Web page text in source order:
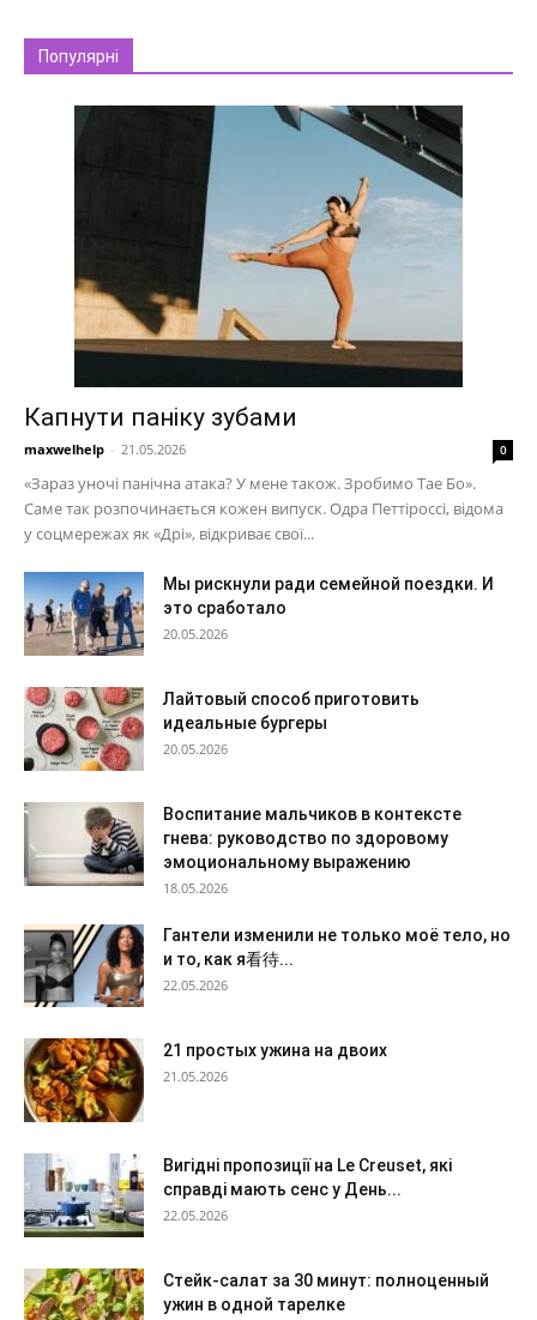
Популярні
Капнути паніку зубами
maxwelhelp - 21.05.2026 0
«Зараз уночі панічна атака? У мене також. Зробимо Тае Бо».
Саме так розпочинається кожен випуск. Одра Петтіроссі, відома
у соцмережах як «Дрі», відкриває свої...
Мы рискнули ради семейной поездки. И
это сработало
20.05.2026
Лайтовый способ приготовить
идеальные бургеры
20.05.2026
Воспитание мальчиков в контексте
гнева: руководство по здоровому
эмоциональному выражению
18.05.2026
Гантели изменили не только моё тело, но
и то, как я看待...
22.05.2026
21 простых ужина на двоих
21.05.2026
Вигідні пропозиції на Le Creuset, які
справді мають сенс у День...
22.05.2026
Стейк-салат за 30 минут: полноценный
ужин в одной тарелке